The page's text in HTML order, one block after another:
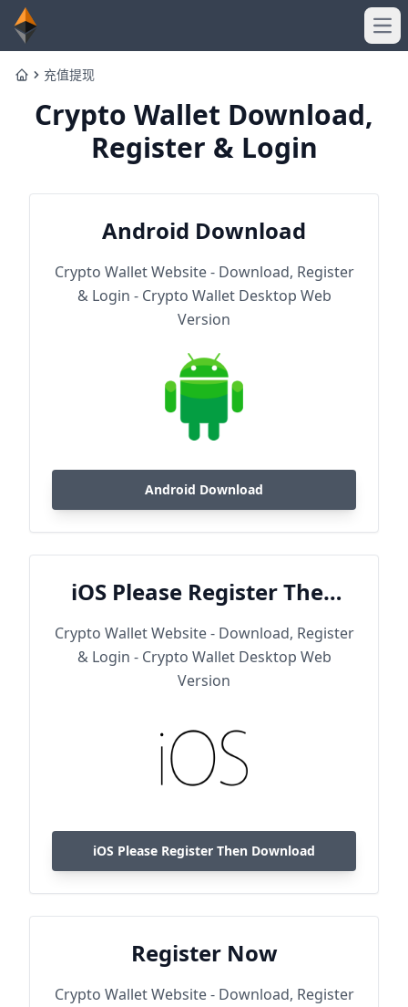
Home充值提现
Crypto Wallet Download,
Register & Login
Android Download
Crypto Wallet Website - Download, Register
& Login - Crypto Wallet Desktop Web
Version
Android Download
iOS Please Register Then
Download
Crypto Wallet Website - Download, Register
& Login - Crypto Wallet Desktop Web
Version
iOS Please Register Then Download
Register Now
Crypto Wallet Website - Download, Register